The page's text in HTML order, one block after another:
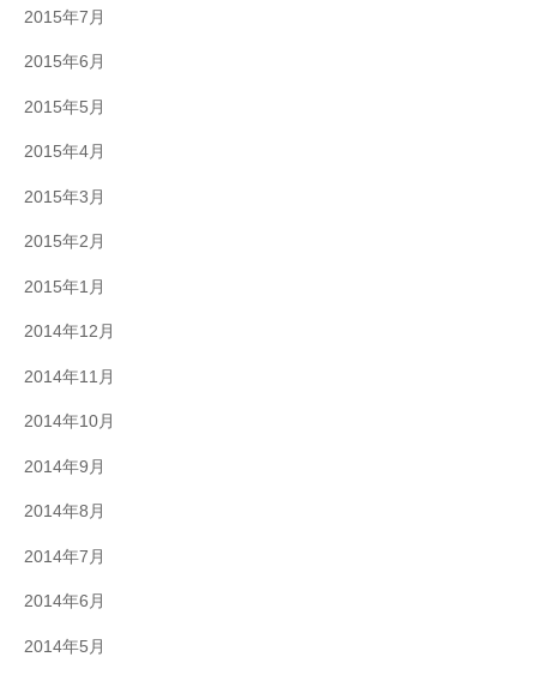
2015年7月
2015年6月
2015年5月
2015年4月
2015年3月
2015年2月
2015年1月
2014年12月
2014年11月
2014年10月
2014年9月
2014年8月
2014年7月
2014年6月
2014年5月